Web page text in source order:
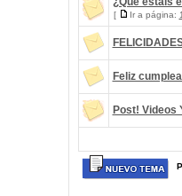
[ Ir a página: 1
Feliz
Post! Videos